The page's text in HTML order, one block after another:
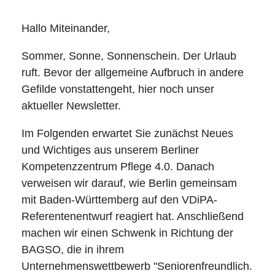
Hallo Miteinander,
Sommer, Sonne, Sonnenschein. Der Urlaub
ruft. Bevor der allgemeine Aufbruch in andere
Gefilde vonstattengeht, hier noch unser
aktueller Newsletter.
Im Folgenden erwartet Sie zunächst Neues
und Wichtiges aus unserem Berliner
Kompetenzzentrum Pflege 4.0. Danach
verweisen wir darauf, wie Berlin gemeinsam
mit Baden-Württemberg auf den VDiPA-
Referentenentwurf reagiert hat. Anschließend
machen wir einen Schwenk in Richtung der
BAGSO, die in ihrem
Unternehmenswettbewerb "Seniorenfreundlich.